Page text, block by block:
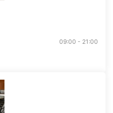
09:00 - 21:00